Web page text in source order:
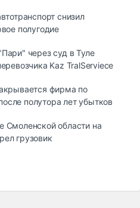
снизил
полугодие
через суд в Туле
Kaz TralServiece
фирма по
полутора лет убытков
Смоленской области на
грузовик